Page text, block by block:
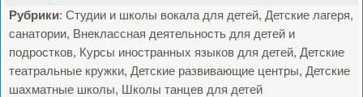
Рубрики: Студии и школы вокала для детей, Детские лагеря,
санатории, Внеклассная деятельность для детей и
подростков, Курсы иностранных языков для детей, Детские
театральные кружки, Детские развивающие центры, Детские
шахматные школы, Школы танцев для детей